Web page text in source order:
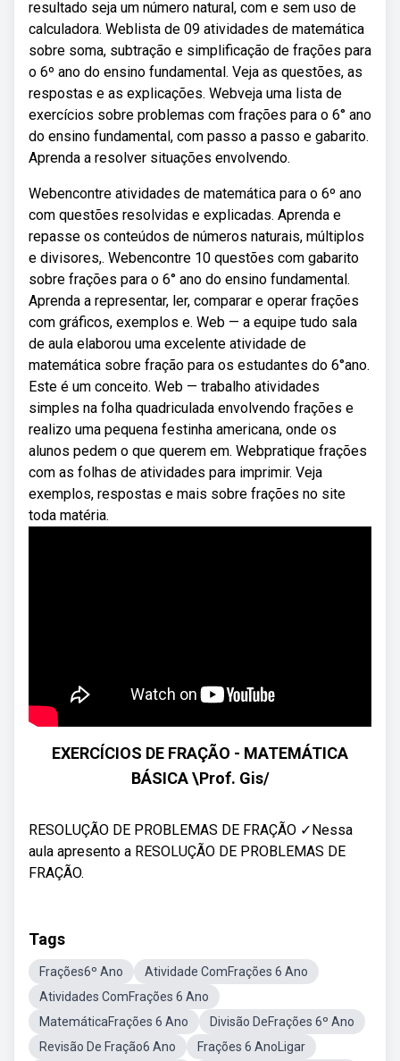
resultado seja um número natural, com e sem uso de
calculadora. Weblista de 09 atividades de matemática
sobre soma, subtração e simplificação de frações para
o 6º ano do ensino fundamental. Veja as questões, as
respostas e as explicações. Webveja uma lista de
exercícios sobre problemas com frações para o 6° ano
do ensino fundamental, com passo a passo e gabarito.
Aprenda a resolver situações envolvendo.
Webencontre atividades de matemática para o 6º ano
com questões resolvidas e explicadas. Aprenda e
repasse os conteúdos de números naturais, múltiplos
e divisores,. Webencontre 10 questões com gabarito
sobre frações para o 6° ano do ensino fundamental.
Aprenda a representar, ler, comparar e operar frações
com gráficos, exemplos e. Web — a equipe tudo sala
de aula elaborou uma excelente atividade de
matemática sobre fração para os estudantes do 6°ano.
Este é um conceito. Web — trabalho atividades
simples na folha quadriculada envolvendo frações e
realizo uma pequena festinha americana, onde os
alunos pedem o que querem em. Webpratique frações
com as folhas de atividades para imprimir. Veja
exemplos, respostas e mais sobre frações no site
toda matéria.
EXERCÍCIOS DE FRAÇÃO - MATEMÁTICA
BÁSICA \Prof. Gis/
RESOLUÇÃO DE PROBLEMAS DE FRAÇÃO ✓Nessa
aula apresento a RESOLUÇÃO DE PROBLEMAS DE
FRAÇÃO.
Tags
Frações6º Ano
Atividade ComFrações 6 Ano
Atividades ComFrações 6 Ano
MatemáticaFrações 6 Ano
Divisão DeFrações 6º Ano
Revisão De Fração6 Ano
Frações 6 AnoLigar